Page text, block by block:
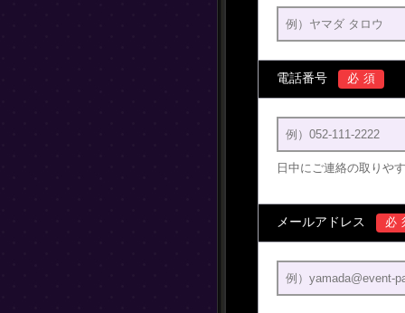
電話番号 必須
日中にご連絡の取りや
メールアドレス 必